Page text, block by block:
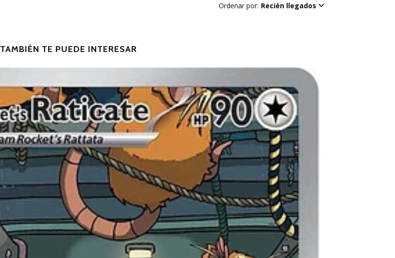
Ordenar por: Recién llegados
TAMBIÉN TE PUEDE INTERESAR